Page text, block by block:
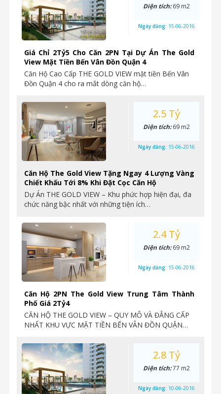
Giá Chỉ 2Tỷ5 Cho Căn 2PN Tại Dự Án The Gold
View Mặt Tiền Bến Vân Đồn Quận 4
Căn Hộ Cao Cấp THE GOLD VIEW mặt tiền Bến Vân
Đồn Quận 4 cho ra mắt dòng căn hộ…
Diện tích:69 m2
Ngày đăng: 15-06-2016
Căn Hộ The Gold View Tặng Ngay 4 Lượng Vàng
Chiết Khấu Tới 8% Khi Đặt Cọc Căn Hộ
Dự Án THE GOLD VIEW – Khu phức hợp hiện đại, đa
chức năng bậc nhất với những tiện ích…
2.5 Tỷ
Diện tích:69 m2
Ngày đăng: 15-06-2016
Căn Hộ 2PN The Gold View Trung Tâm Thành
Phố Giá 2Tỷ4
CĂN HỘ THE GOLD VIEW – QUY MÔ VÀ ĐẲNG CẤP
NHẤT KHU VỰC MẶT TIỀN BẾN VÂN ĐỒN QUẬN…
2.4 Tỷ
Diện tích:69 m2
Ngày đăng: 15-06-2016
2.8 Tỷ
Diện tích:77 m2
Ngày đăng: 10-06-2016